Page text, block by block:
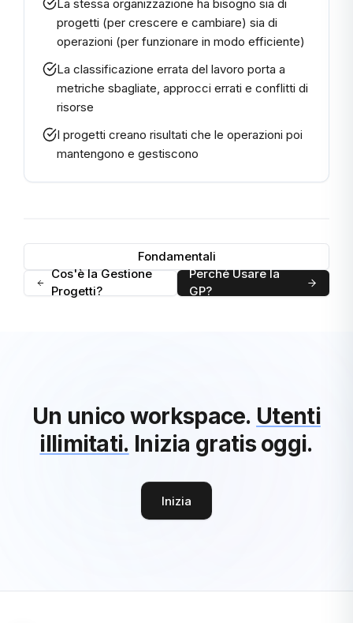
La stessa organizzazione ha bisogno sia di
progetti (per crescere e cambiare) sia di
operazioni (per funzionare in modo efficiente)
La classificazione errata del lavoro porta a
metriche sbagliate, approcci errati e conflitti di
risorse
I progetti creano risultati che le operazioni poi
mantengono e gestiscono
Fondamentali
Cos'è la Gestione
Progetti?
Perché Usare la
GP?
Un unico workspace. Utenti
illimitati. Inizia gratis oggi.
Inizia